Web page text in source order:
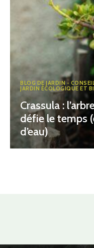
BLOG DE JARDIN -
JARDIN ÉCOLOGIQUE ET
Crassula :
défie le temps
d’eau)